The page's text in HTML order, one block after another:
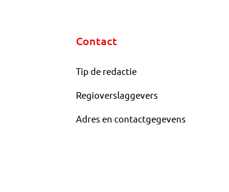
Contact
Tip de redactie
Regioverslaggevers
Adres en contactgegevens